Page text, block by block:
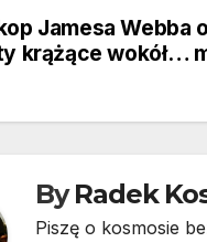
Jamesa Webba
krążące wokół…
ByRadek
Piszę o kosmosie